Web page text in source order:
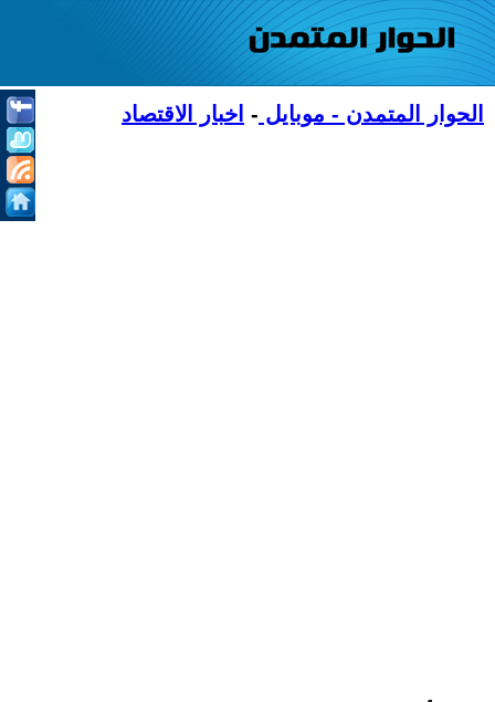
الحوار المتمدن - موبايل - اخبار الاقتصاد